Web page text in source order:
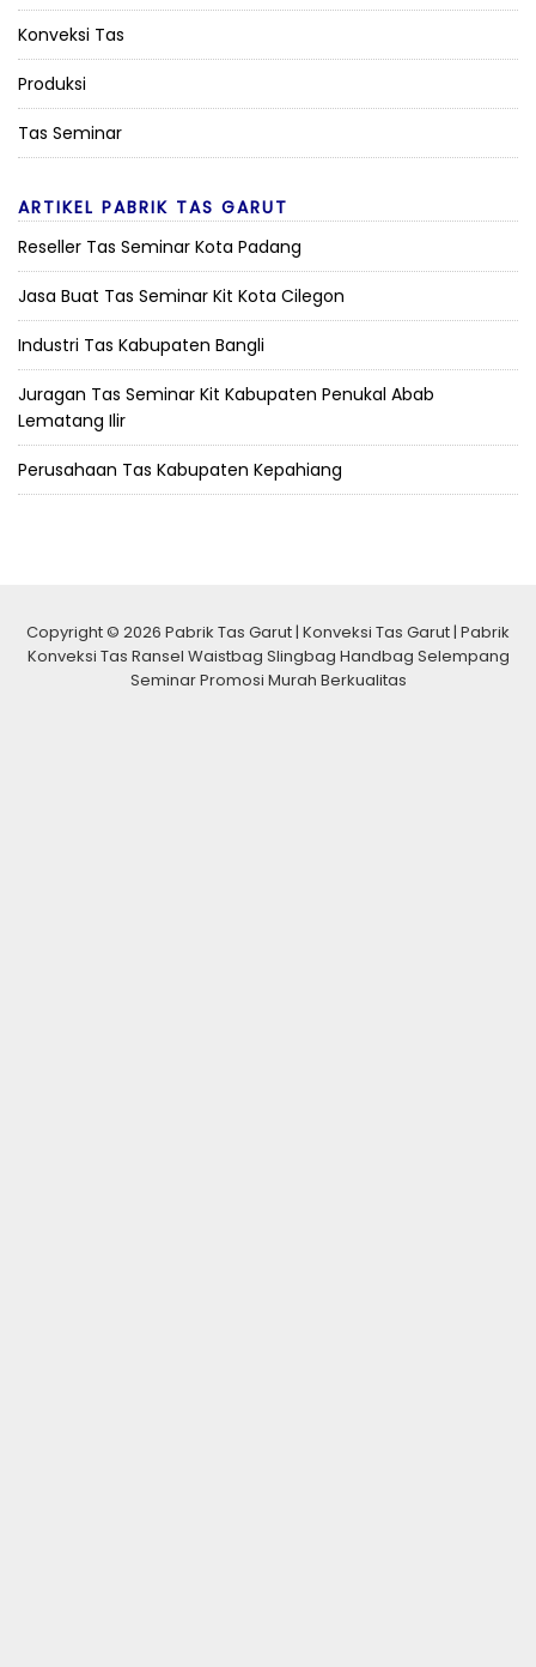
Konveksi Tas
Produksi
Tas Seminar
ARTIKEL PABRIK TAS GARUT
Reseller Tas Seminar Kota Padang
Jasa Buat Tas Seminar Kit Kota Cilegon
Industri Tas Kabupaten Bangli
Juragan Tas Seminar Kit Kabupaten Penukal Abab
Lematang Ilir
Perusahaan Tas Kabupaten Kepahiang
Copyright © 2026 Pabrik Tas Garut | Konveksi Tas Garut | Pabrik
Konveksi Tas Ransel Waistbag Slingbag Handbag Selempang
Seminar Promosi Murah Berkualitas